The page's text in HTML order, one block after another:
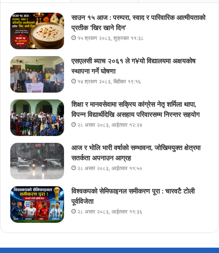
साउन १५ आज : परम्परा, स्वाद र पारिवारिक आत्मीयताको
प्रतीक ‘खिर खाने दिन’
१५ श्रावण २०८३, शुक्रबार ११:३८
एसएलसी ब्याच २०६१ ले ग¥यो विद्यालयमा अक्षयकोष
स्थापना गर्ने घोषणा
१४ श्रावण २०८३, बिहीबार १९:१६
शिक्षा र मानवसेवामा सक्रिय कांग्रेस नेतृ शर्मिला थापा,
विपन्न विद्यार्थीदेखि असहाय परिवारसम्म निरन्तर सहयोग
२८ असार २०८३, आईतवार १२:२४
आज र भोलि भारी वर्षाको सम्भावना, जोखिमयुक्त क्षेत्रमा
सतर्कता अपनाउन आग्रह
२८ असार २०८३, आईतवार ११:५०
विश्वकपको सेमिफाइनल समीकरण पूरा : चारवटै टोली
पूर्वविजेता
२८ असार २०८३, आईतवार ११:३६